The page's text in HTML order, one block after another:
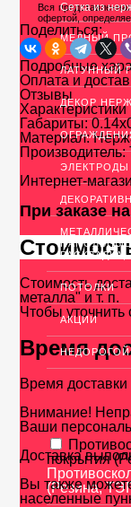
Сетка из
МЕДНЫЙ
ЛАТУННЫЙ
ДЕКОР
ЭЛЕКТРОДЫ
ПОТОЛКИ
АКЦИИ
покрытия
(Резина,
Вся
офертой,
Поделиться:
Подробные
Оплата и
Отзывы
Характеристики
Габариты:
Материал:
Производитель:
Интернет-
При заказе
Стоимость
металла" и т. п.
Чтобы
Время
Время
Внимание!
Ваши
Доставка
Вы также
населенные